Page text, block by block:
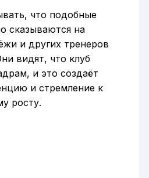
что подобные
сказываются на
и других тренеров
видят, что клуб
и это создаёт
и стремление к
росту.